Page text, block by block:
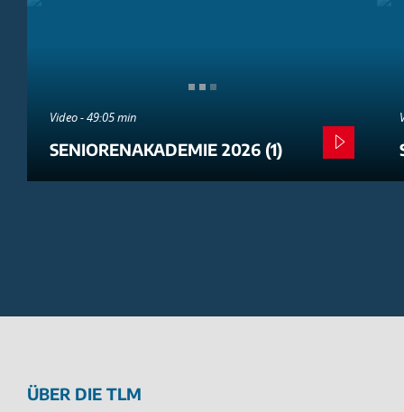
Video - 49:05 min
SENIORENAKADEMIE 2026 (1)
ÜBER DIE TLM